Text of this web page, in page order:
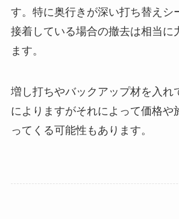
す。特に奥行きが深い打ち替えシ
接着している場合の撤去は相当に
ます。
増し打ちやバックアップ材を入れ
によりますがそれによって価格や
ってくる可能性もあります。